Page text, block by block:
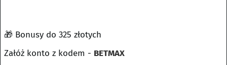
🎁 Bonusy do 325 złotych
Załóż konto z kodem - BETMAX